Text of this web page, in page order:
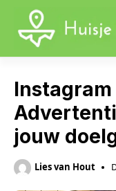
content
Instagram
jouw
Lies van Hout